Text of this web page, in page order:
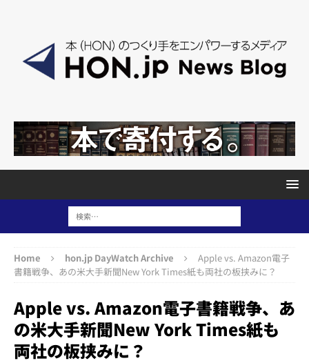
Home hon.jp DayWatch Archive
Apple vs. Amazon電子
書籍戦争、あの米大手新聞New York Times紙も両社の板挟みに？
Apple vs. Amazon電子書籍戦争、あ
の米大手新聞New York Times紙も
両社の板挟みに？